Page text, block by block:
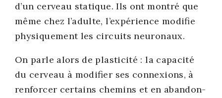
d’un cer­veau sta­tique. Ils ont mon­tré que
même chez l’adulte, l’expérience modi­fie
phy­si­que­ment les cir­cuits neu­ro­naux.
On parle alors de plas­ti­ci­té : la capa­ci­té
du cer­veau à modi­fier ses connexions, à
ren­for­cer cer­tains che­mins et en aban­don­